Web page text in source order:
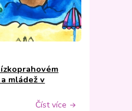
mládež v
Číst více